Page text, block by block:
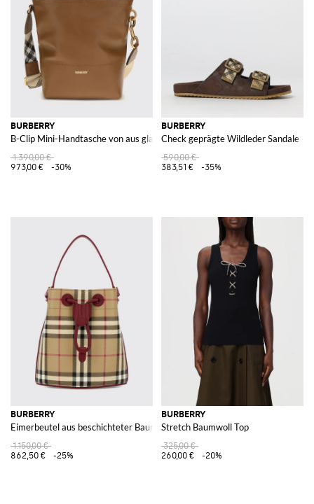
BURBERRY
B-Clip Mini-Handtasche von aus glattem Kalbsleder mit Schulterriemen
1.390,00 €
973,00 €
-30%
BURBERRY
Check geprägte Wildleder Sandale
590,00 €
383,51 €
-35%
BURBERRY
Eimerbeutel aus beschichteter Baumwolle mit Vintage Check-Print
1.150,00 €
862,50 €
-25%
BURBERRY
Stretch Baumwoll Top
325,00 €
260,00 €
-20%